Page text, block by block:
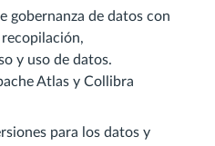
gobernanza de datos con
y uso de datos.
Atlas y Collibra
para los datos y